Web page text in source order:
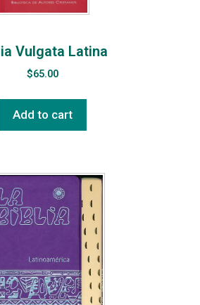
Vulgata Latina
$65.00
Add to cart